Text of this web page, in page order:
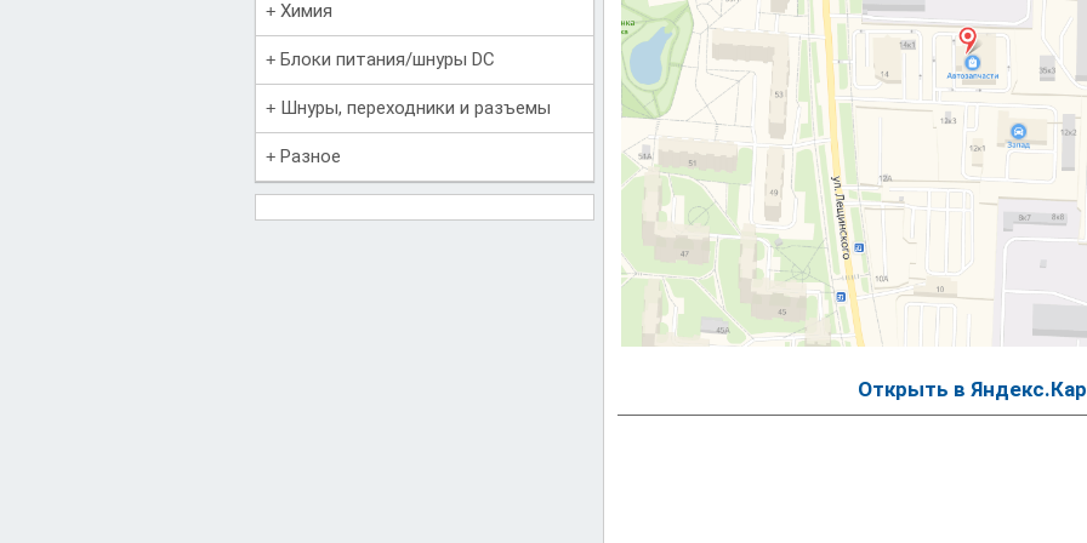
Химия
Блоки питания/шнуры DC
Шнуры, переходники и разъемы
Разное
Открыть в